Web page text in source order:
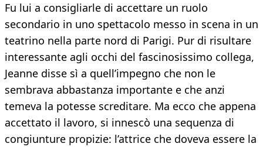
Fu lui a consigliarle di accettare un ruolo
secondario in uno spettacolo messo in scena in un
teatrino nella parte nord di Parigi. Pur di risultare
interessante agli occhi del fascinosissimo collega,
Jeanne disse sì a quell’impegno che non le
sembrava abbastanza importante e che anzi
temeva la potesse screditare. Ma ecco che appena
accettato il lavoro, si innescò una sequenza di
congiunture propizie: l’attrice che doveva essere la